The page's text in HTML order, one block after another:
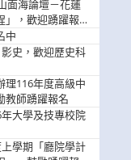
面海論壇－花蓮
，歡迎踴躍報名
中
史，歡迎歷史科
理116年度高級中
教師踴躍報名
大學及技專校院
學期「廳院學計